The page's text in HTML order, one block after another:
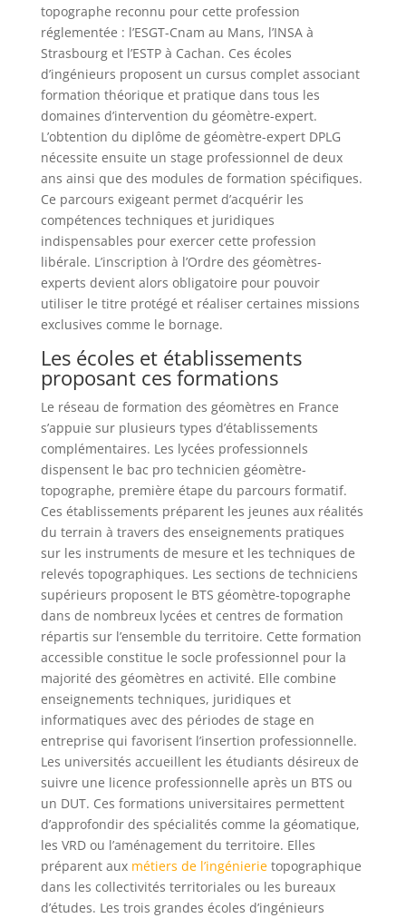
topographe reconnu pour cette profession
réglementée : l’ESGT-Cnam au Mans, l’INSA à
Strasbourg et l’ESTP à Cachan. Ces écoles
d’ingénieurs proposent un cursus complet associant
formation théorique et pratique dans tous les
domaines d’intervention du géomètre-expert.
L’obtention du diplôme de géomètre-expert DPLG
nécessite ensuite un stage professionnel de deux
ans ainsi que des modules de formation spécifiques.
Ce parcours exigeant permet d’acquérir les
compétences techniques et juridiques
indispensables pour exercer cette profession
libérale. L’inscription à l’Ordre des géomètres-
experts devient alors obligatoire pour pouvoir
utiliser le titre protégé et réaliser certaines missions
exclusives comme le bornage.
Les écoles et établissements
proposant ces formations
Le réseau de formation des géomètres en France
s’appuie sur plusieurs types d’établissements
complémentaires. Les lycées professionnels
dispensent le bac pro technicien géomètre-
topographe, première étape du parcours formatif.
Ces établissements préparent les jeunes aux réalités
du terrain à travers des enseignements pratiques
sur les instruments de mesure et les techniques de
relevés topographiques. Les sections de techniciens
supérieurs proposent le BTS géomètre-topographe
dans de nombreux lycées et centres de formation
répartis sur l’ensemble du territoire. Cette formation
accessible constitue le socle professionnel pour la
majorité des géomètres en activité. Elle combine
enseignements techniques, juridiques et
informatiques avec des périodes de stage en
entreprise qui favorisent l’insertion professionnelle.
Les universités accueillent les étudiants désireux de
suivre une licence professionnelle après un BTS ou
un DUT. Ces formations universitaires permettent
d’approfondir des spécialités comme la géomatique,
les VRD ou l’aménagement du territoire. Elles
préparent aux métiers de l’ingénierietopographique
dans les collectivités territoriales ou les bureaux
d’études. Les trois grandes écoles d’ingénieurs